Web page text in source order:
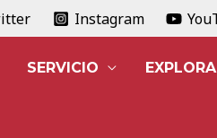
Instagram
SERVICIO